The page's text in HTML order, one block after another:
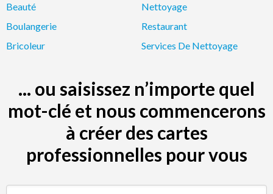
Beauté
Boulangerie
Bricoleur
Nettoyage
Restaurant
Services De Nettoyage
... ou saisissez n’importe quel
mot-clé et nous commencerons
à créer des cartes
professionnelles pour vous